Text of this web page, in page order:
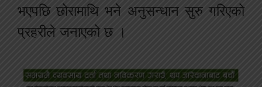
भएपछि छोरामाथि भने अनुसन्धान सुरु गरिएको
प्रहरीले जनाएको छ ।